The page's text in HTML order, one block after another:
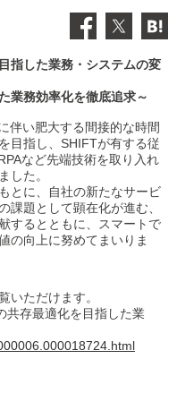
指した業務・システムの変
業務効率化を徹底追求～
伴い肥大する間接的な時間
目指し、SHIFTが有する従
など先端技術を取り入れ
した。
とに、自社の新たなサービ
課題として顕在化が進む、
するとともに、スマートで
の向上に努めてまいりま
いただけます。
共存最適化を目指した業